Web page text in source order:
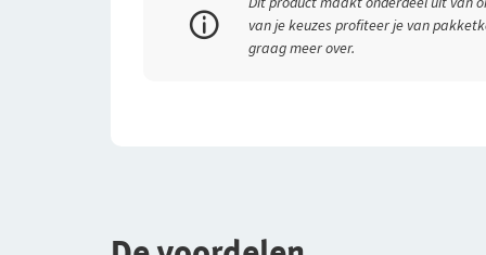
van je keuzes profiteer je van
graag meer over.